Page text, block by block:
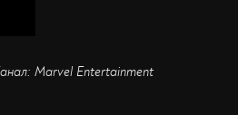
Marvel Entertainment